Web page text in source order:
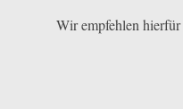
Wir empfehlen